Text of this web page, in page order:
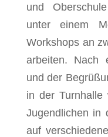
und
unter einem
Workshops an
arbeiten. Nach
und der
in der Turnhalle
Jugendlichen in
auf